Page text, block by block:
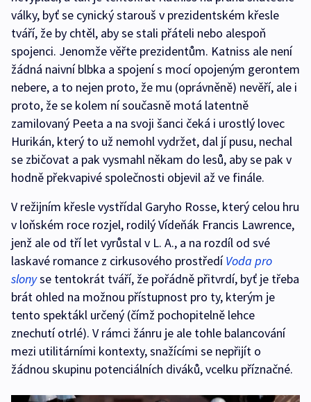
války, byť se cynický starouš v prezidentském křesle
tváří, že by chtěl, aby se stali přáteli nebo alespoň
spojenci. Jenomže věřte prezidentům. Katniss ale není
žádná naivní blbka a spojení s mocí opojeným gerontem
nebere, a to nejen proto, že mu (oprávněně) nevěří, ale i
proto, že se kolem ní současně motá latentně
zamilovaný Peeta a na svoji šanci čeká i urostlý lovec
Hurikán, který to už nemohl vydržet, dal jí pusu, nechal
se zbičovat a pak vysmahl někam do lesů, aby se pak v
hodně překvapivé společnosti objevil až ve finále.
V režijním křesle vystřídal Garyho Rosse, který celou hru
v loňském roce rozjel, rodilý Vídeňák Francis Lawrence,
jenž ale od tří let vyrůstal v L. A., a na rozdíl od své
laskavé romance z cirkusového prostředíVoda pro
slonyse tentokrát tváří, že pořádně přitvrdí, byť je třeba
brát ohled na možnou přístupnost pro ty, kterým je
tento spektákl určený (čímž pochopitelně lehce
znechutí otrlé). V rámci žánru je ale tohle balancování
mezi utilitárními kontexty, snažícími se nepřijít o
žádnou skupinu potenciálních diváků, vcelku příznačné.